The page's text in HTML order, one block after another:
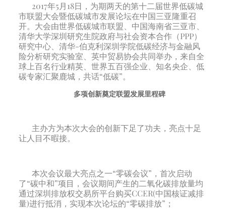
2017年5月18日，为期两天的第十二届世界低碳城
市联盟大会暨低碳城市发展论坛在中国三亚隆重召
开。大会由世界低碳城市联盟、中国海南省三亚市、
清华大学深圳研究生院政府与社会资本合作（PPP）
研究中心、清华-伯克利深圳学院低碳经济与金融风
险分析研究实验室、英中贸易协会共同举办，来自全
球上百名行业精英、世界五百强企业、知名央企、低
碳专家汇聚鹿城，共话“低碳”。
多项创新奠定联盟发展里程碑
主办方为本次大会的创新下足了功夫，亮点十足
让人目不暇接。
本次会议最大亮点之一“零碳会议”，首次启动
了“碳中和”项目，会议期间产生的二氧化碳排放量均
通过深圳排放权交易所平台购买CCER(中国核证减排
量)进行抵消，实现本次论坛的“零碳排放”；